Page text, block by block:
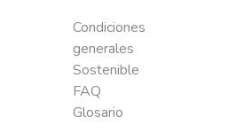
Condiciones
generales
Sostenible
FAQ
Glosario